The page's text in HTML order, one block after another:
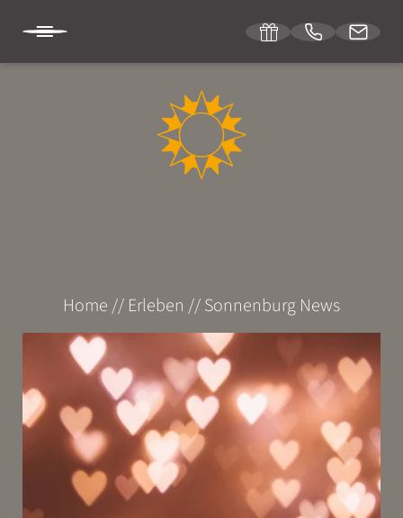
DIE SONNENBURG
ERLEBEN
Mit dem Rad
Weihnachten & Neujahr
Must-See
Sonnenburg News
Home// Erleben //Sonnenburg News